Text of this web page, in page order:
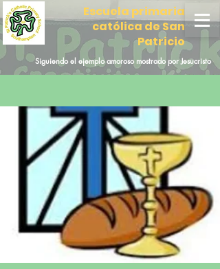
Escuela primaria
católica de San
Patricio
Siguiendo el ejemplo amoroso mostrado por Jesucristo